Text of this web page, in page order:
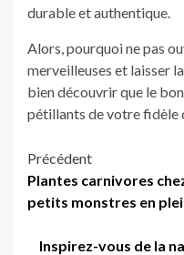
durable et authentique.
Alors, pourquoi ne pas
merveilleuses et laisser
bien découvrir que le
pétillants de votre fidèle
Navigation
d’article
Précédent
Plantes carnivores
petits monstres en
Inspirez-vous de la